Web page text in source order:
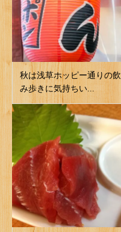
秋は浅草ホッピー通りの飲
み歩きに気持ちい...